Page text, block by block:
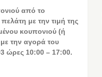
από το
με την τιμή της
κουπονιού (ή
με την αγορά του
ώρες 10:00 – 17:00.